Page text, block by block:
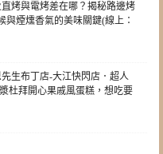
烤與電烤差在哪？揭秘路邊烤
與煙燻香氣的美味關鍵(線上：
生布丁店-大江快閃店．超人
杜拜開心果戚風蛋糕，想吃要